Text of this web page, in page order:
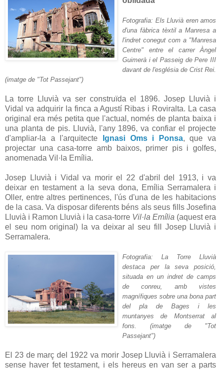
Fotografia: Els Lluvià eren amos
d'una fàbrica tèxtil a Manresa a
l'indret conegut com a "Manresa
Centre" entre el carrer Àngel
Guimerà i el Passeig de Pere III
davant de l'església de Crist Rei.
(imatge de "Tot Passejant")
La torre Lluvià va ser construïda el 1896. Josep Lluvià i
Vidal va adquirir la finca a Agustí Ribas i Roviralta. La casa
original era més petita que l'actual, només de planta baixa i
una planta de pis. Lluvià, l'any 1896, va confiar el projecte
d'ampliar-la a l'arquitecte
Ignasi Oms i Ponsa, que va
projectar una casa-torre amb baixos, primer pis i golfes,
anomenada Vil·la Emília.
Josep Lluvià i Vidal va morir el 22 d'abril del 1913, i va
deixar en testament a la seva dona, Emília Serramalera i
Oller, entre altres pertinences, l'ús d'una de les habitacions
de la casa. Va disposar diferents béns als seus fills Josefina
Lluvià i Ramon Lluvià i la casa-torre Vil·la Emília (aquest era
el seu nom original) la va deixar al seu fill Josep Lluvià i
Serramalera.
Fotografia: La Torre Lluvià
destaca per la seva posició,
situada en un indret de camps
de conreu, amb vistes
magnífiques sobre una bona part
del pla de Bages i les
muntanyes de Montserrat al
fons. (imatge de "Tot
Passejant")
El 23 de març del 1922 va morir Josep Lluvià i Serramalera
sense haver fet testament, i els hereus en van ser a parts